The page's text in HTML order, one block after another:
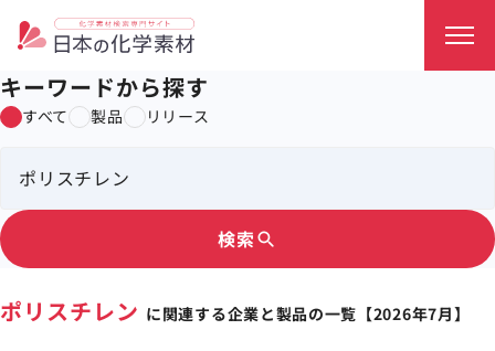
キーワードから探す
すべて 製品 リリース
検索 search
ポリスチレン に関連する企業と製品の一覧【2026年7月】